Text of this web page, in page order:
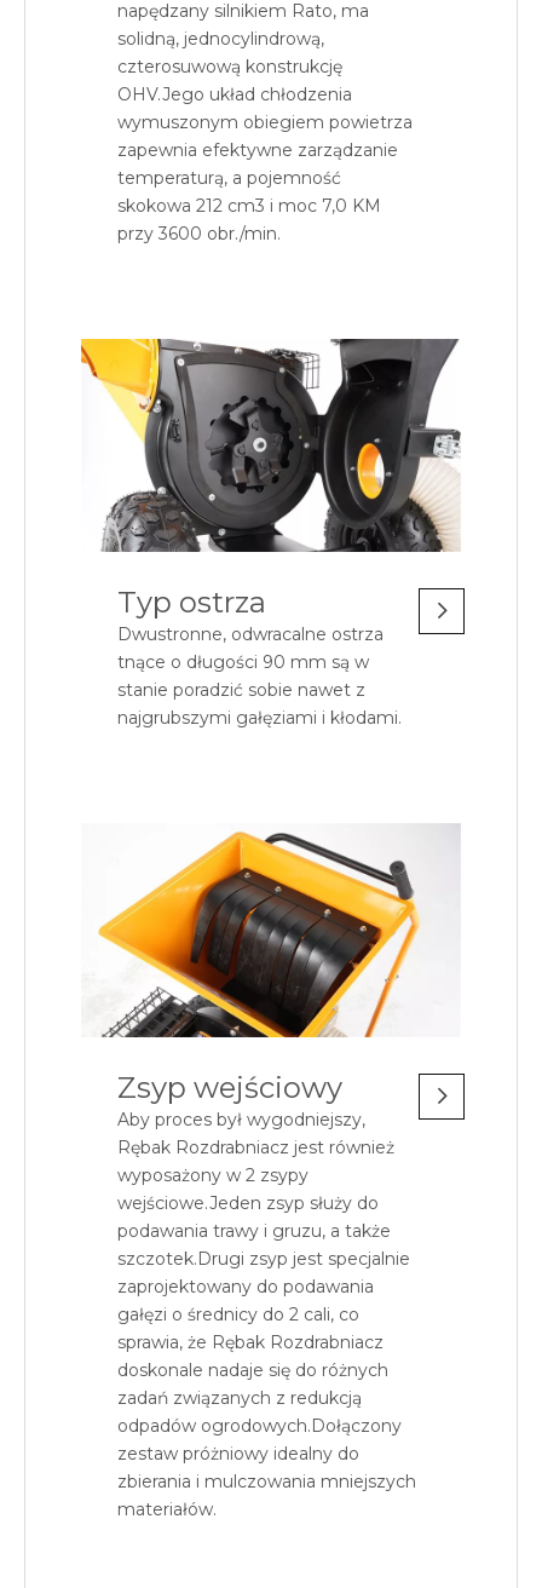
napędzany silnikiem Rato, ma
solidną, jednocylindrową,
czterosuwową konstrukcję
OHV.Jego układ chłodzenia
wymuszonym obiegiem powietrza
zapewnia efektywne zarządzanie
temperaturą, a pojemność
skokowa 212 cm3 i moc 7,0 KM
przy 3600 obr./min.
Typ ostrza
Dwustronne, odwracalne ostrza
tnące o długości 90 mm są w
stanie poradzić sobie nawet z
najgrubszymi gałęziami i kłodami.
Zsyp wejściowy
Aby proces był wygodniejszy,
Rębak Rozdrabniacz jest również
wyposażony w 2 zsypy
wejściowe.Jeden zsyp służy do
podawania trawy i gruzu, a także
szczotek.Drugi zsyp jest specjalnie
zaprojektowany do podawania
gałęzi o średnicy do 2 cali, co
sprawia, że ​​Rębak Rozdrabniacz
doskonale nadaje się do różnych
zadań związanych z redukcją
odpadów ogrodowych.Dołączony
zestaw próżniowy idealny do
zbierania i mulczowania mniejszych
materiałów.